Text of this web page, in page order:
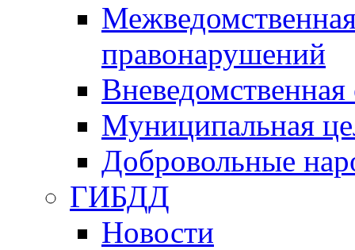
правонарушений
Вневедомственная
Муниципальная
Добровольные
ГИБДД
Новости